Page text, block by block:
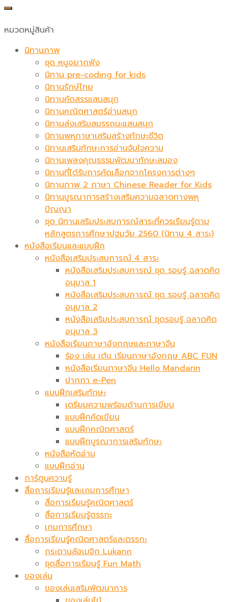
หมวดหมู่สินค้า
นิทานภาพ
ชุด หนูอยากฟัง
นิทาน pre-coding for kids
นิทานรักษ์ไทย
นิทานคัดสรรแสนสนุก
นิทานคณิตศาสตร์อ่านสนุก
นิทานส่งเสริมสมรรถนะแสนสนุก
นิทานพหุภาษาเสริมสร้างทักษะชีวิต
นิทานเสริมทักษะการอ่านจับใจความ
นิทานเพลงคุณธรรมพัฒนาทักษะสมอง
นิทานที่ได้รับการคัดเลือกจากโครงการต่างๆ
นิทานภาพ 2 ภาษา Chinese Reader for Kids
นิทานบูรณาการสร้างเสริมความฉลาดทางพหุ
ปัญญา
ชุด นิทานเสริมประสบการณ์สาระที่ควรเรียนรู้ตาม
หลักสูตรการศึกษาปฐมวัย 2560 (นิทาน 4 สาระ)
หนังสือเรียนและแบบฝึก
หนังสือเสริมประสบการณ์ 4 สาระ
หนังสือเสริมประสบการณ์ ชุด รอบรู้ ฉลาดคิด
อนุบาล 1
หนังสือเสริมประสบการณ์ ชุด รอบรู้ ฉลาดคิด
อนุบาล 2
หนังสือเสริมประสบการณ์ ชุดรอบรู้ ฉลาดคิด
อนุบาล 3
หนังสือเรียนภาษาอังกฤษและภาษาจีน
ร้อง เล่น เต้น เรียนภาษาอังกฤษ ABC FUN
หนังสือเรียนภาษาจีน Hello Mandarin
ปากกา e-Pen
แบบฝึกเสริมทักษะ
เตรียมความพร้อมด้านการเขียน
แบบฝึกคัดเขียน
แบบฝึกคณิตศาสตร์
แบบฝึกบูรณาการเสริมทักษะ
หนังสือหัดอ่าน
แบบฝึกอ่าน
การ์ตูนความรู้
สื่อการเรียนรู้และเกมการศึกษา
สื่อการเรียนรู้คณิตศาสตร์
สื่อการเรียนรู้ตรรกะ
เกมการศึกษา
สื่อการเรียนรู้คณิตศาสตร์และตรรกะ
กระดานล้อเมจิก​ Lukann
ชุดสื่อการเรียนรู้ Fun Math
ของเล่น
ของเล่นเสริมพัฒนาการ